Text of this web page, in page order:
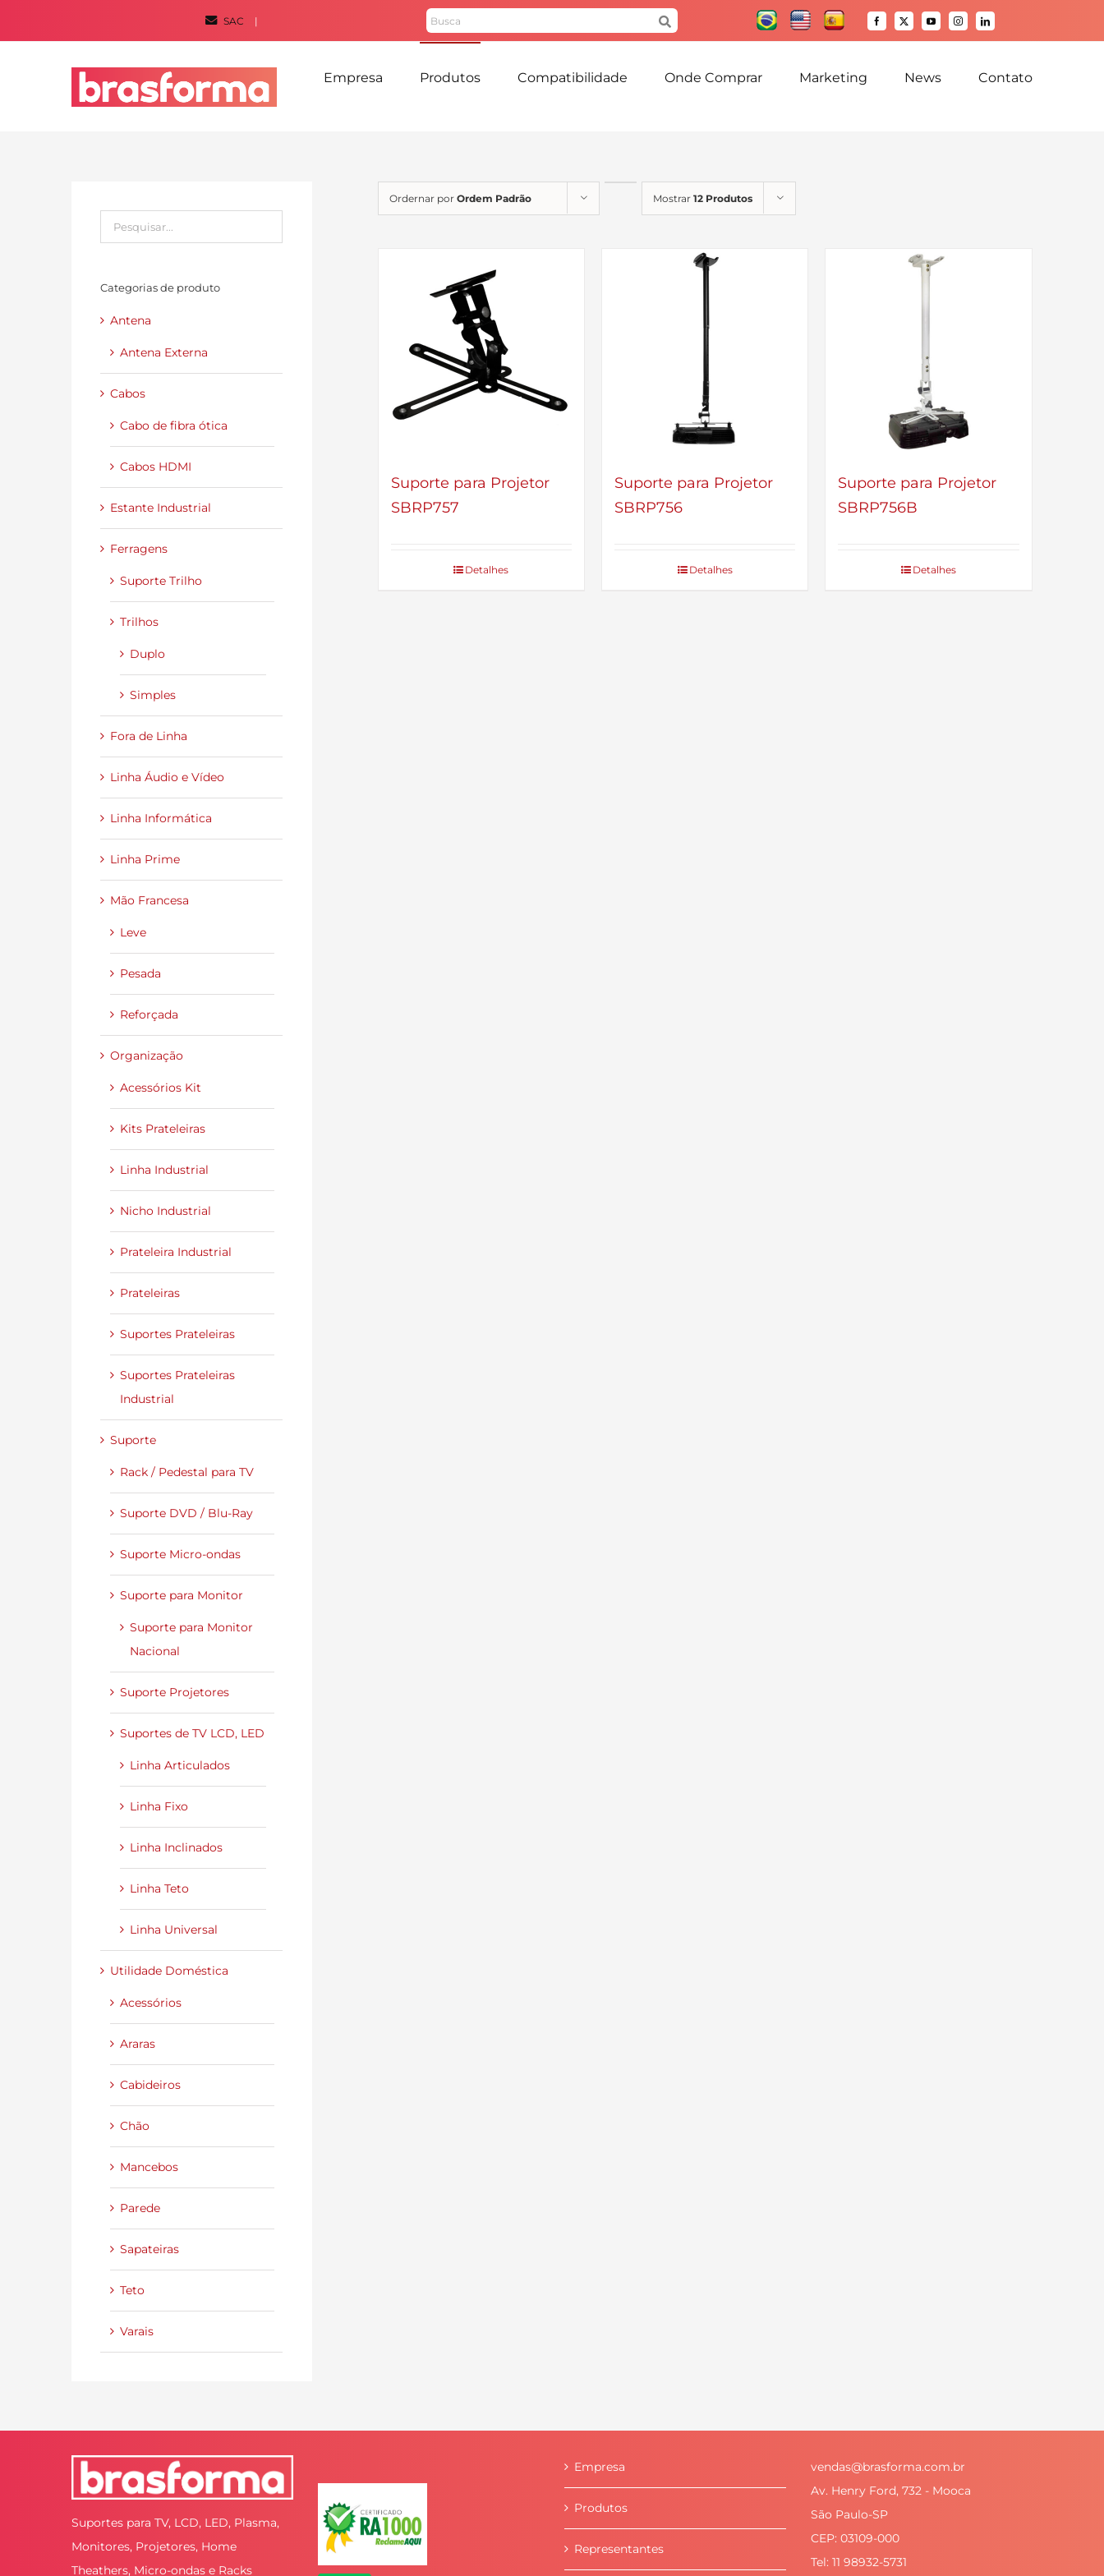
SAC |
por:
Facebook
X YouTubeInstagramLinkedIn
Empresa Produtos Compatibilidade Onde Comprar Marketing News Contato
Ordernar por Ordem Padrão Mostrar 12 Produtos
Suporte para Projetor
SBRP757
Detalhes
Suporte para Projetor
SBRP756
Detalhes
Suporte para Projetor
SBRP756B
Detalhes
Categorias de produto
Antena
Antena Externa
Cabos
Cabo de fibra ótica
Cabos HDMI
Estante Industrial
Ferragens
Suporte Trilho
Trilhos
Duplo
Simples
Fora de Linha
Linha Áudio e Vídeo
Linha Informática
Linha Prime
Mão Francesa
Leve
Pesada
Reforçada
Organização
Acessórios Kit
Kits Prateleiras
Linha Industrial
Nicho Industrial
Prateleira Industrial
Prateleiras
Suportes Prateleiras
Suportes Prateleiras
Industrial
Suporte
Rack / Pedestal para TV
Suporte DVD / Blu-Ray
Suporte Micro-ondas
Suporte para Monitor
Suporte para Monitor
Nacional
Suporte Projetores
Suportes de TV LCD, LED
Linha Articulados
Linha Fixo
Linha Inclinados
Linha Teto
Linha Universal
Utilidade Doméstica
Acessórios
Araras
Cabideiros
Chão
Mancebos
Parede
Sapateiras
Teto
Varais
Suportes para TV, LCD, LED, Plasma,
Monitores, Projetores, Home
Theathers, Micro-ondas e Racks
Empresa
Produtos
Representantes
vendas@brasforma.com.br
Av. Henry Ford, 732 - Mooca
São Paulo-SP
CEP: 03109-000
Tel: 11 98932-5731